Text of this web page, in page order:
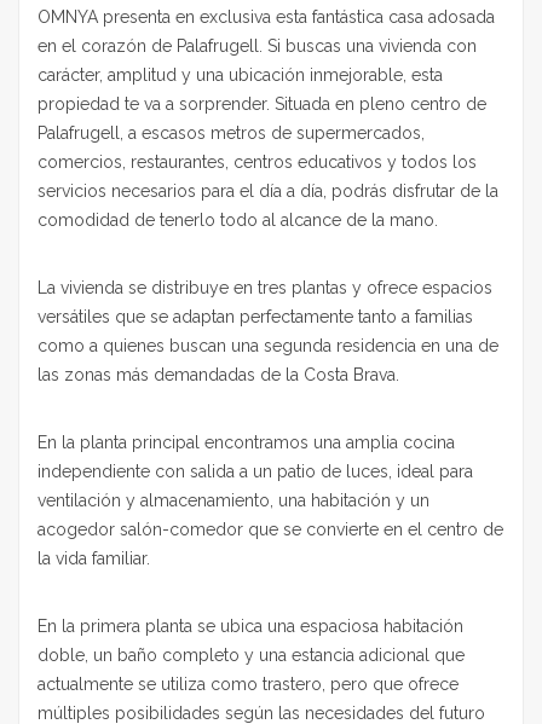
OMNYA presenta en exclusiva esta fantástica casa adosada
en el corazón de Palafrugell. Si buscas una vivienda con
carácter, amplitud y una ubicación inmejorable, esta
propiedad te va a sorprender. Situada en pleno centro de
Palafrugell, a escasos metros de supermercados,
comercios, restaurantes, centros educativos y todos los
servicios necesarios para el día a día, podrás disfrutar de la
comodidad de tenerlo todo al alcance de la mano.
La vivienda se distribuye en tres plantas y ofrece espacios
versátiles que se adaptan perfectamente tanto a familias
como a quienes buscan una segunda residencia en una de
las zonas más demandadas de la Costa Brava.
En la planta principal encontramos una amplia cocina
independiente con salida a un patio de luces, ideal para
ventilación y almacenamiento, una habitación y un
acogedor salón-comedor que se convierte en el centro de
la vida familiar.
En la primera planta se ubica una espaciosa habitación
doble, un baño completo y una estancia adicional que
actualmente se utiliza como trastero, pero que ofrece
múltiples posibilidades según las necesidades del futuro